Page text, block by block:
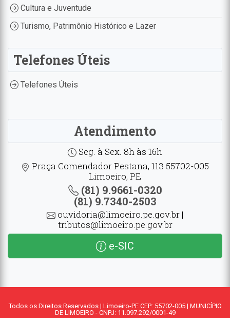
Cultura e Juventude
Turismo, Patrimônio Histórico e Lazer
Telefones Úteis
Telefones Úteis
Atendimento
Seg. à Sex. 8h às 16h
Praça Comendador Pestana, 113 55702-005
Limoeiro, PE
(81) 9.9661-0320
(81) 9.7340-2503
ouvidoria@limoeiro.pe.gov.br |
tributos@limoeiro.pe.gov.br
e-SIC
Todos os Direitos Reservados | Limoeiro-PE CEP: 55702-005 | MUNICÍPIO
DE LIMOEIRO - CNPJ: 11.097.292/0001-49